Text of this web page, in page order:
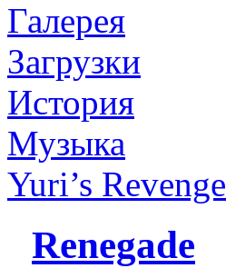
Галерея
Загрузки
История
Музыка
Yuri’s Revenge
Renegade